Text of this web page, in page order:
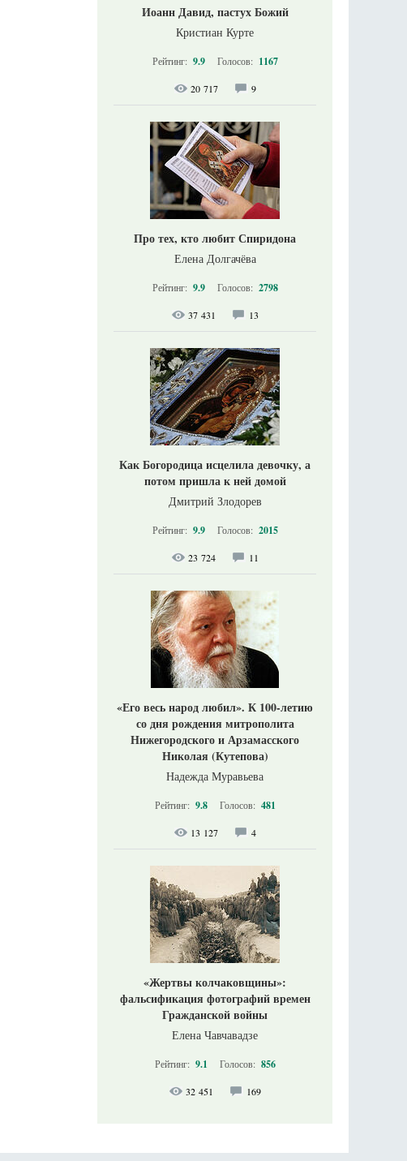
Иоанн Давид, пастух Божий
Кристиан Курте
Рейтинг: 9.9 Голосов: 1167
20 717 9
Про тех, кто любит Спиридона
Елена Долгачёва
Рейтинг: 9.9 Голосов: 2798
37 431 13
Как Богородица исцелила девочку, а
потом пришла к ней домой
Дмитрий Злодорев
Рейтинг: 9.9 Голосов: 2015
23 724 11
«Его весь народ любил». К 100-летию
со дня рождения митрополита
Нижегородского и Арзамасского
Николая (Кутепова)
Надежда Муравьева
Рейтинг: 9.8 Голосов: 481
13 127 4
«Жертвы колчаковщины»:
фальсификация фотографий времен
Гражданской войны
Елена Чавчавадзе
Рейтинг: 9.1 Голосов: 856
32 451 169